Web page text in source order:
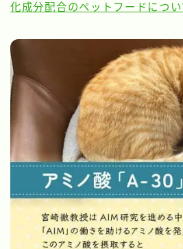
化成分配合のペットフードについ